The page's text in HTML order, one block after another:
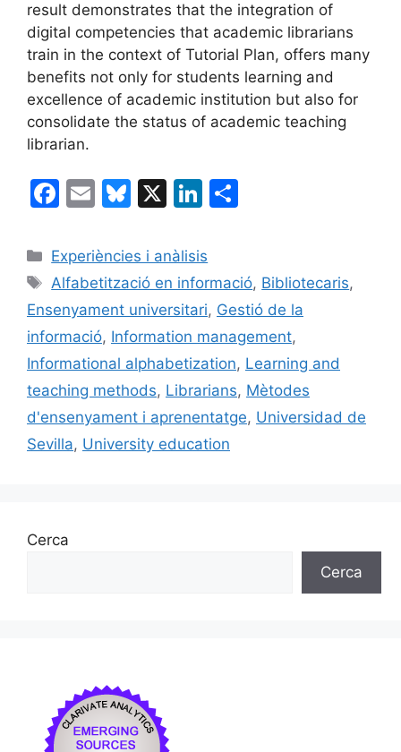
result demonstrates that the integration of
digital competencies that academic librarians
train in the context of Tutorial Plan, offers many
benefits not only for students learning and
excellence of academic institution but also for
consolidate the status of academic teaching
librarian.
F
c
e
b
o
o
k
E
ai
l
Bl
e
s
k
y
X
Li
k
e
dI
n
p
ar
te
ix
Categories
Experiències i anàlisis
Etiquetes
Alfabetització en informació, Bibliotecaris,
Ensenyament universitari, Gestió de la
informació, Information management,
Informational alphabetization, Learning and
teaching methods, Librarians, Mètodes
d'ensenyament i aprenentatge, Universidad de
Sevilla, University education
Cerca
Cerca